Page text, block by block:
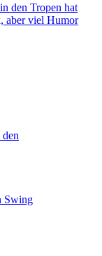
den Tropen hat
aber viel Humor
Swing